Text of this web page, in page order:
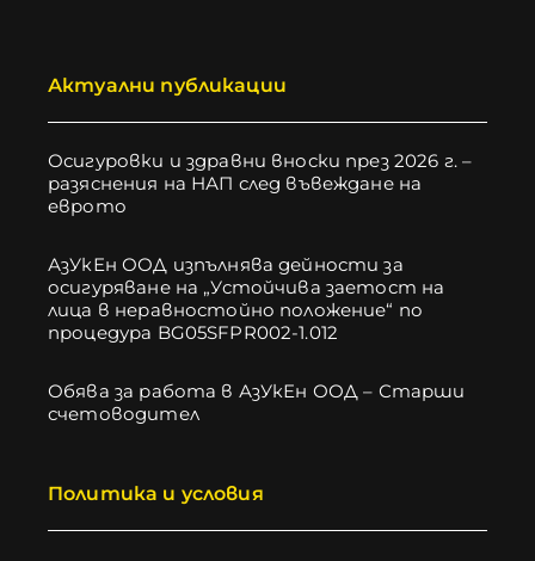
Актуални публикации
Осигуровки и здравни вноски през 2026 г. –
разяснения на НАП след въвеждане на
еврото
АзУкЕн ООД изпълнява дейности за
осигуряване на „Устойчива заетост на
лица в неравностойно положение“ по
процедура BG05SFPR002-1.012
Обява за работа в АзУкЕн ООД – Старши
счетоводител
Политика и условия